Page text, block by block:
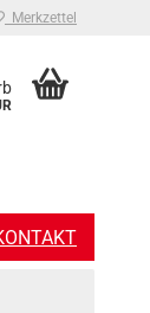
Merkzettel